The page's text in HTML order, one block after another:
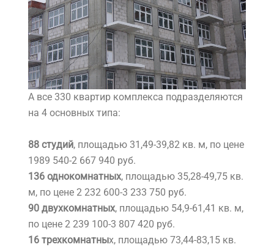
А все 330 квартир комплекса подразделяются
на 4 основных типа:
88 студий, площадью 31,49-39,82 кв. м, по цене
1989 540-2 667 940 руб.
136 однокомнатных, площадью 35,28-49,75 кв.
м, по цене 2 232 600-3 233 750 руб.
90 двухкомнатных, площадью 54,9-61,41 кв. м,
по цене 2 239 100-3 807 420 руб.
16 трехкомнатных, площадью 73,44-83,15 кв.